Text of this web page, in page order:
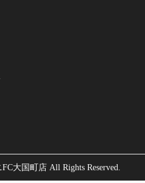
大国町店 All Rights Reserved.